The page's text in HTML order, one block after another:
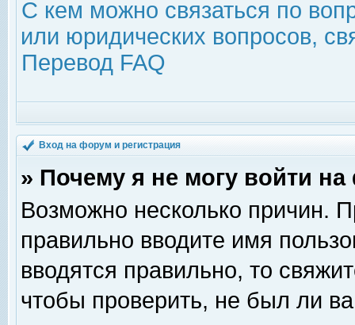
С кем можно связаться по
или юридических вопросов,
Перевод FAQ
Вход на форум и регистрация
» Почему я не могу войти
Возможно несколько причин.
правильно вводите имя
вводятся правильно, то
чтобы проверить, не был ли